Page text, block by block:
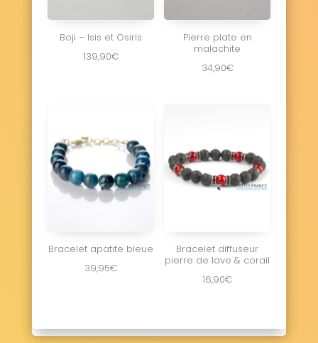
Boji – Isis et Osiris
139,90€
Pierre plate en
malachite
34,90€
Bracelet apatite bleue
39,95€
Bracelet diffuseur
pierre de lave & corail
16,90€